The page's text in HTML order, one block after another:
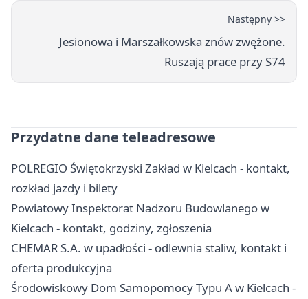
Następny >>
Jesionowa i Marszałkowska znów zwężone.
Ruszają prace przy S74
Przydatne dane teleadresowe
POLREGIO Świętokrzyski Zakład w Kielcach - kontakt,
rozkład jazdy i bilety
Powiatowy Inspektorat Nadzoru Budowlanego w
Kielcach - kontakt, godziny, zgłoszenia
CHEMAR S.A. w upadłości - odlewnia staliw, kontakt i
oferta produkcyjna
Środowiskowy Dom Samopomocy Typu A w Kielcach -